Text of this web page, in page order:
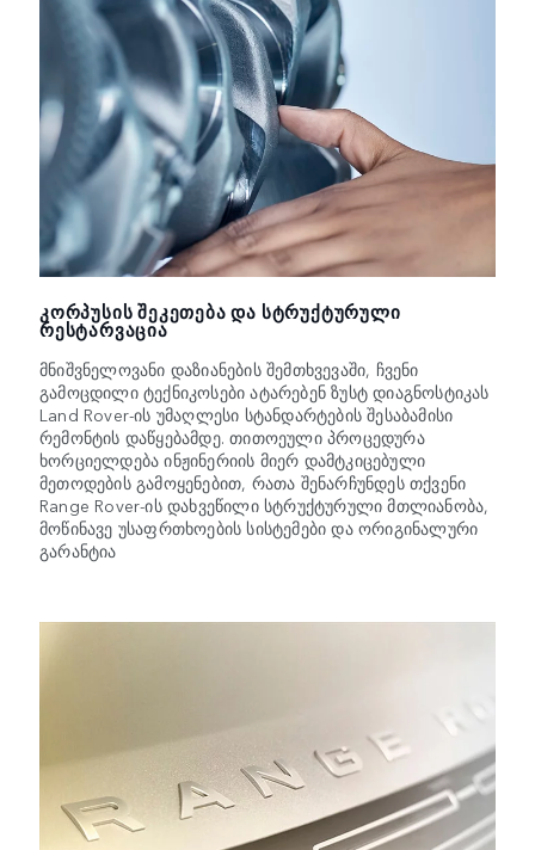
ᲙᲝᲠᲞᲣᲡᲘᲡ ᲨᲔᲙᲔᲗᲔᲑᲐ ᲓᲐ ᲡᲢᲠᲣᲥᲢᲣᲠᲣᲚᲘ
ᲠᲔᲡᲢᲐᲠᲕᲐᲪᲘᲐ
მნიშვნელოვანი დაზიანების შემთხვევაში, ჩვენი
გამოცდილი ტექნიკოსები ატარებენ ზუსტ დიაგნოსტიკას
Land Rover-ის უმაღლესი სტანდარტების შესაბამისი
რემონტის დაწყებამდე. თითოეული პროცედურა
ხორციელდება ინჟინერიის მიერ დამტკიცებული
მეთოდების გამოყენებით, რათა შენარჩუნდეს თქვენი
Range Rover-ის დახვეწილი სტრუქტურული მთლიანობა,
მოწინავე უსაფრთხოების სისტემები და ორიგინალური
გარანტია